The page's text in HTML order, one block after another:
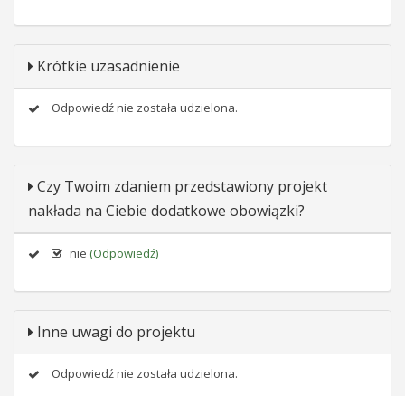
Krótkie uzasadnienie
Odpowiedź nie została udzielona.
Czy Twoim zdaniem przedstawiony projekt
nakłada na Ciebie dodatkowe obowiązki?
nie (Odpowiedź)
Inne uwagi do projektu
Odpowiedź nie została udzielona.